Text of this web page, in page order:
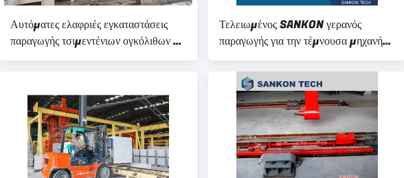
Αυτόματες ελαφριές εγκαταστάσεις
παραγωγής τσιμεντένιων ογκόλιθων για
την οικοδόμηση - τέμνουσα μηχανή
380V περιστροφική
Τελειωμένος SANKON γερανός
παραγωγής για την τέμνουσα μηχανή
της ACC